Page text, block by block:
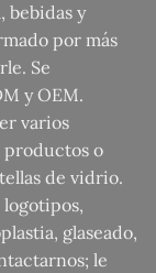
bebidas y
por más
Se
y OEM.
varios
productos o
de vidrio.
glaseado,
le